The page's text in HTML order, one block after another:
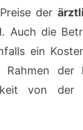
der
Auch die
ein
Rahmen der
von der